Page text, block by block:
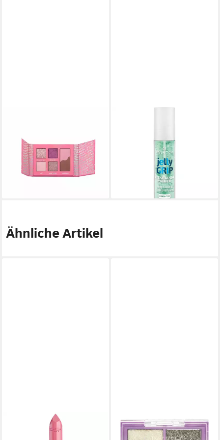
Lidschattenpalette Don't Stop
Believing In... Mini
ab 13,30 €
(2.660,00 €/ 1 kg)
lieferbar - in 9-11 Werktagen bei
EYESHADOW PRIMER, 3-tlg.,
3-tlg., fixierend, langanhalten
lieferbar - in 1-2 Werktagen bei dir
Ähnliche Artikel
L'ORÉAL PARIS
Lippenstift COLOR RICHE,
SUNKISSED
Lidschatten Diamond Dreams